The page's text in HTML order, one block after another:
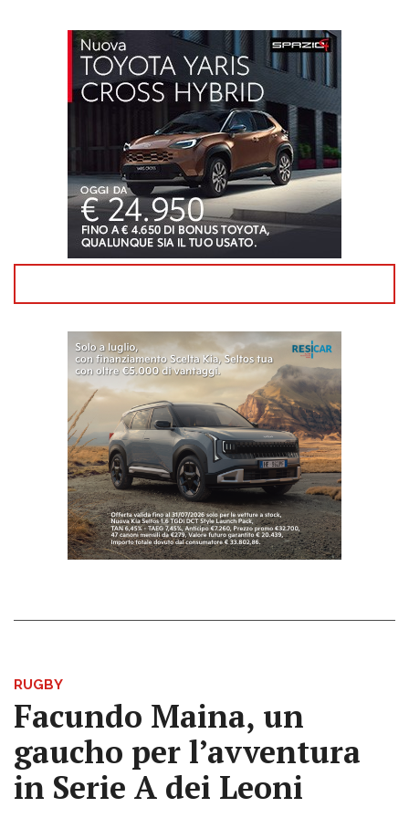
RUGBY
Facundo Maina, un
gaucho per l’avventura
in Serie A dei Leoni